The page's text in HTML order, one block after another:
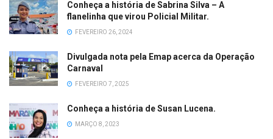
Conheça a história de Sabrina Silva – A
flanelinha que virou Policial Militar.
FEVEREIRO 26, 2024
Divulgada nota pela Emap acerca da Operação
Carnaval
FEVEREIRO 7, 2025
Conheça a história de Susan Lucena.
MARÇO 8, 2023